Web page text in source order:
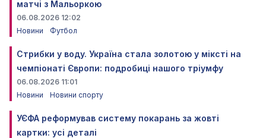
матчі з Мальоркою
06.08.2026 12:02
Новини
Футбол
Стрибки у воду. Україна стала золотою у міксті на
чемпіонаті Європи: подробиці нашого тріумфу
06.08.2026 11:01
Новини
Новини спорту
УЄФА реформував систему покарань за жовті
картки: усі деталі